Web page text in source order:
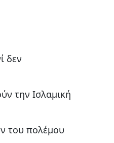
δεν
την Ισλαμική
του πολέμου